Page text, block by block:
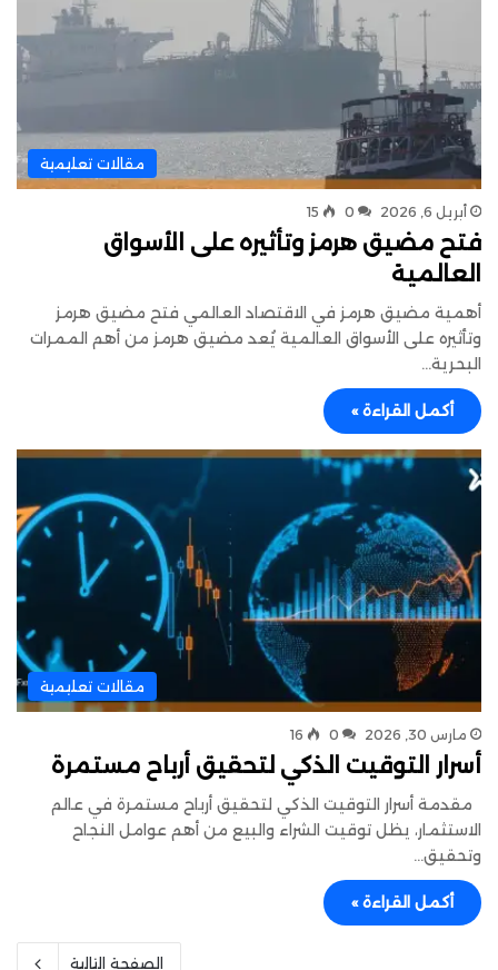
مقالات تعليمية
أبريل 6, 2026 0
15
فتح مضيق هرمز وتأثيره على الأسواق
العالمية
أهمية مضيق هرمز في الاقتصاد العالمي فتح مضيق هرمز
وتأثيره على الأسواق العالمية يُعد مضيق هرمز من أهم الممرات
البحرية…
أكمل القراءة »
مقالات تعليمية
مارس 30, 2026 0
16
أسرار التوقيت الذكي لتحقيق أرباح مستمرة
مقدمة أسرار التوقيت الذكي لتحقيق أرباح مستمرة في عالم
الاستثمار، يظل توقيت الشراء والبيع من أهم عوامل النجاح
وتحقيق…
أكمل القراءة »
الصفحة التالية